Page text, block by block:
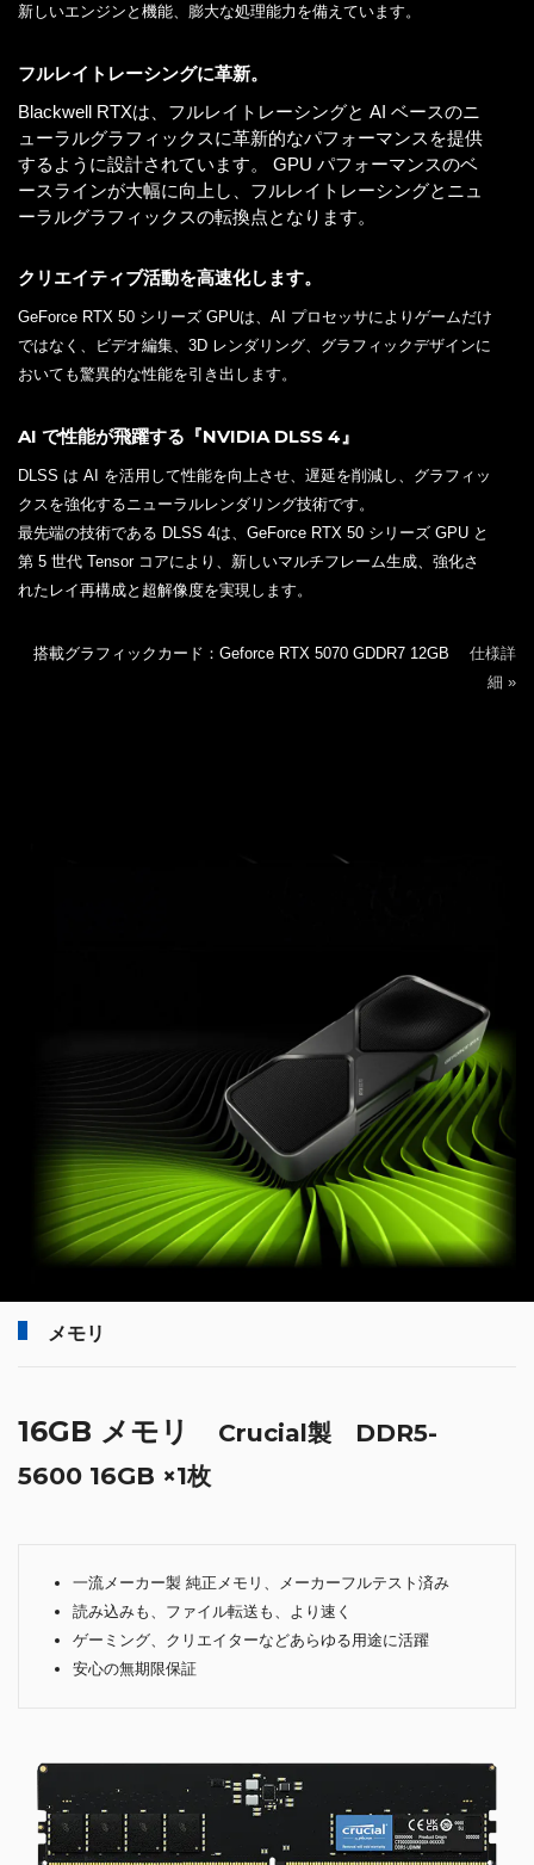
新しいエンジンと機能、膨大な処理能力を備えています。
フルレイトレーシングに革新。
Blackwell RTXは、フルレイトレーシングと AI ベースのニ
ューラルグラフィックスに革新的なパフォーマンスを提供
するように設計されています。 GPU パフォーマンスのベ
ースラインが大幅に向上し、フルレイトレーシングとニュ
ーラルグラフィックスの転換点となります。
クリエイティブ活動を高速化します。
GeForce RTX 50 シリーズ GPUは、AI プロセッサによりゲームだけ
ではなく、ビデオ編集、3D レンダリング、グラフィックデザインに
おいても驚異的な性能を引き出します。
AI で性能が飛躍する『NVIDIA DLSS 4』
DLSS は AI を活用して性能を向上させ、遅延を削減し、グラフィッ
クスを強化するニューラルレンダリング技術です。
最先端の技術である DLSS 4は、GeForce RTX 50 シリーズ GPU と
第 5 世代 Tensor コアにより、新しいマルチフレーム生成、強化さ
れたレイ再構成と超解像度を実現します。
搭載グラフィックカード：Geforce RTX 5070 GDDR7 12GB 仕様詳
細 »
メモリ
16GB メモリ
Crucial製 DDR5-
5600 16GB ×1枚
一流メーカー製 純正メモリ、メーカーフルテスト済み
読み込みも、ファイル転送も、より速く
ゲーミング、クリエイターなどあらゆる用途に活躍
安心の無期限保証